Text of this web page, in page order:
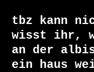
tbz kann
wisst ihr,
an der
ein haus